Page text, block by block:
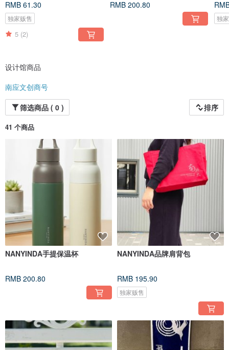
RMB 61.30
独家贩售
5 (2)
RMB 200.80
独
设计馆商品
南应文创商号
筛选商品 ( 0 )
排序
41 个商品
NANYINDA手提保温杯
RMB 200.80
NANYINDA品牌肩背包
RMB 195.90
独家贩售